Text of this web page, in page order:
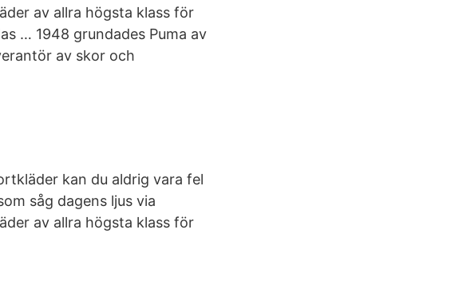
av allra högsta klass för
… 1948 grundades Puma av
av skor och
kan du aldrig vara fel
såg dagens ljus via
av allra högsta klass för